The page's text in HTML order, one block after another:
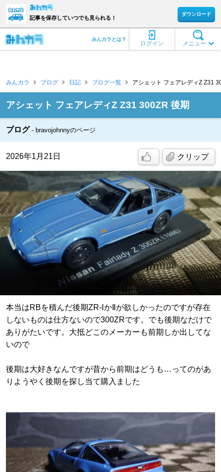
記事を保存していつでも見られる！
ダウンロード
メニュー
ログイン
みんカラとは？
みんカラ ブログ 日記 ブログ一覧 アシェット フェアレディZ Z31
アシェット フェアレディZ Z31 300ZR 後期
ブログ bravojohnnyのページ
2026年1月21日 クリップ
本当はRBを積んだ後期ZR-ⅠかⅡが欲しかったのですが存在
しないものは仕方ないので300ZRです。でも後期なだけで
ありがたいです。大抵どこのメーカーも前期しか出してな
いので
後期は大好きなんですが昔から前期はどうも…ってのがあ
りようやく後期を探し当て購入ました